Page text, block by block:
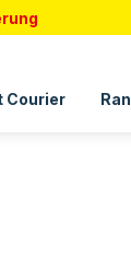
Courier